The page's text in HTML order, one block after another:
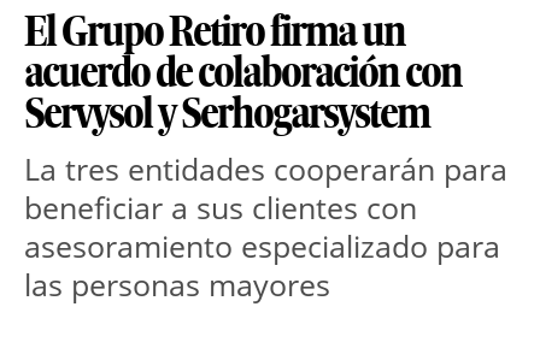
El Grupo Retiro firma un
acuerdo de colaboración con
Servysol y Serhogarsystem
La tres entidades cooperarán para
beneficiar a sus clientes con
asesoramiento especializado para
las personas mayores